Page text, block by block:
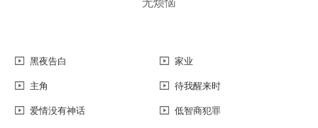
黑夜告白 家业
主角 待我醒来时
爱情没有神话 低智商犯罪